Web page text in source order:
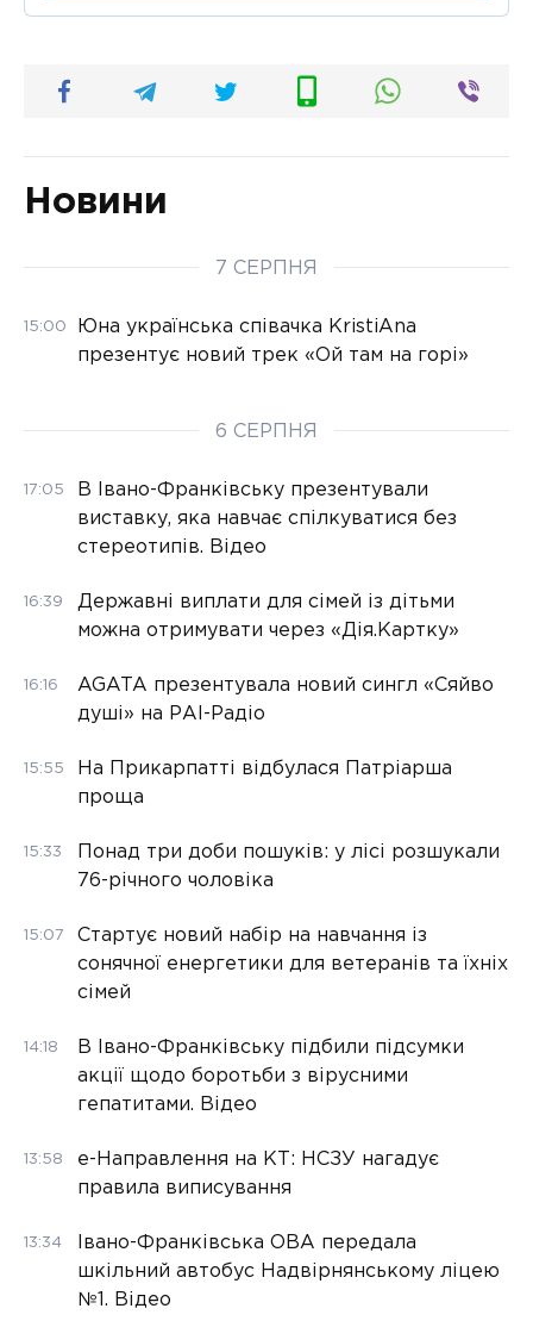
Новини
7 СЕРПНЯ
15:00
Юна українська співачка KristiAna
презентує новий трек «Ой там на горі»
6 СЕРПНЯ
17:05
В Івано-Франківську презентували
виставку, яка навчає спілкуватися без
стереотипів. Відео
16:39
Державні виплати для сімей із дітьми
можна отримувати через «Дія.Картку»
16:16
AGATA презентувала новий сингл «Сяйво
душі» на РАІ-Радіо
15:55
На Прикарпатті відбулася Патріарша
проща
15:33
Понад три доби пошуків: у лісі розшукали
76-річного чоловіка
15:07
Стартує новий набір на навчання із
сонячної енергетики для ветеранів та їхніх
сімей
14:18
В Івано-Франківську підбили підсумки
акції щодо боротьби з вірусними
гепатитами. Відео
13:58
е-Направлення на КТ: НСЗУ нагадує
правила виписування
13:34
Івано-Франківська ОВА передала
шкільний автобус Надвірнянському ліцею
№1. Відео